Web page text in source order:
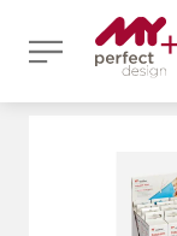
Bildergalerie